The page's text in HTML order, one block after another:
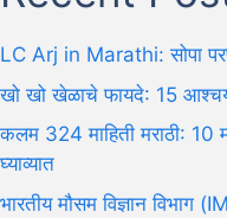
LC Arj in Marathi: सोपा
खो खो खेळाचे फायदे: 15
कलम 324 माहिती मराठी: 10
घ्याव्यात
भारतीय मौसम विज्ञान विभाग